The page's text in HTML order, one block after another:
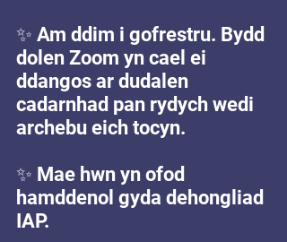
✨ Am ddim i gofrestru. Bydd
dolen Zoom yn cael ei
ddangos ar dudalen
cadarnhad pan rydych wedi
archebu eich tocyn.
✨ Mae hwn yn ofod
hamddenol gyda dehongliad
IAP.